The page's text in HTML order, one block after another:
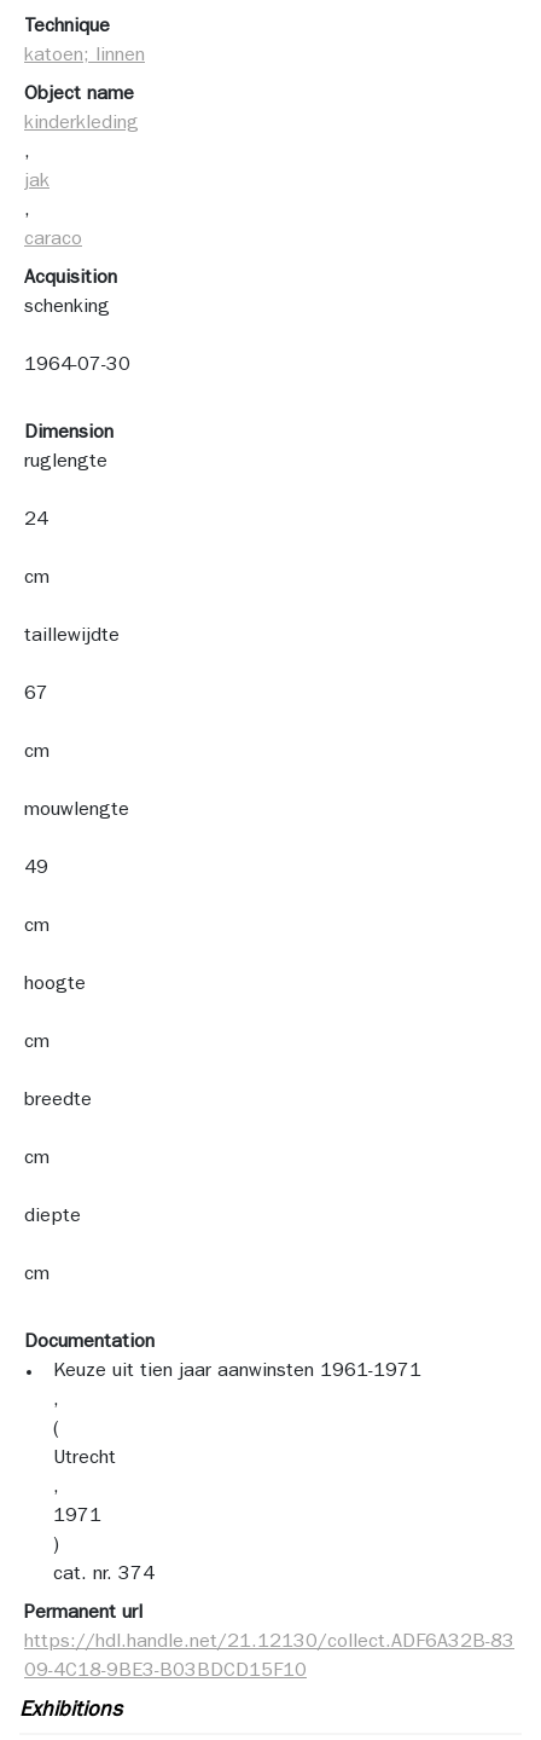
Technique
katoen; linnen
Object name
kinderkleding
,
jak
,
caraco
Acquisition
schenking
1964-07-30
Dimension
ruglengte
24
cm
taillewijdte
67
cm
mouwlengte
49
cm
hoogte
cm
breedte
cm
diepte
cm
Documentation
Keuze uit tien jaar aanwinsten 1961-1971
,
(
Utrecht
,
1971
)
cat. nr. 374
Permanent url
https://hdl.handle.net/21.12130/collect.ADF6A32B-83
09-4C18-9BE3-B03BDCD15F10
Exhibitions